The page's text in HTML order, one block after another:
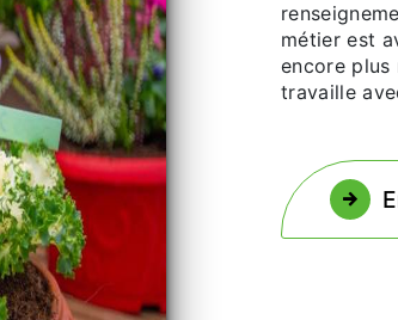
métier est
encore plus
travaille